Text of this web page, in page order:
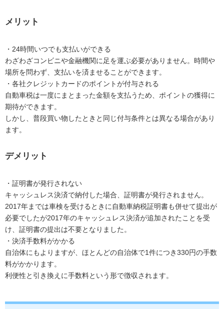
メリット
・24時間いつでも支払いができる
わざわざコンビニや金融機関に足を運ぶ必要がありません。時間や
場所を問わず、支払いを済ませることができます。
・各社クレジットカードのポイントが付与される
自動車税は一度にまとまった金額を支払うため、ポイントの獲得に
期待ができます。
しかし、普段買い物したときと同じ付与条件とは異なる場合があり
ます。
デメリット
・証明書が発行されない
キャッシュレス決済で納付した場合、証明書が発行されません。
2017年までは車検を受けるときに自動車納税証明書も併せて提出が
必要でしたが2017年のキャッシュレス決済が追加されたことを受
け、証明書の提出は不要となりました。
・決済手数料がかかる
自治体にもよりますが、ほとんどの自治体で1件につき330円の手数
料がかかります。
利便性と引き換えに手数料という形で徴収されます。